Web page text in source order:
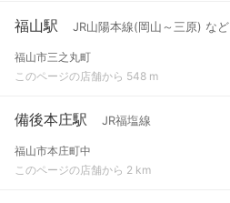
福山駅 JR山陽本線(岡山～三原) など
福山市三之丸町
このページの店舗から 548 m
備後本庄駅 JR福塩線
福山市本庄町中
このページの店舗から 2 km